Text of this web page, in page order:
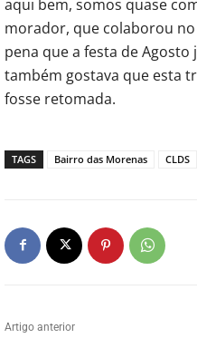
aqui bem, somos quase
morador, que colaborou
pena que a festa de Agosto
também gostava que esta
fosse retomada.
TAGS Bairro das Morenas CLDS
Artigo anterior